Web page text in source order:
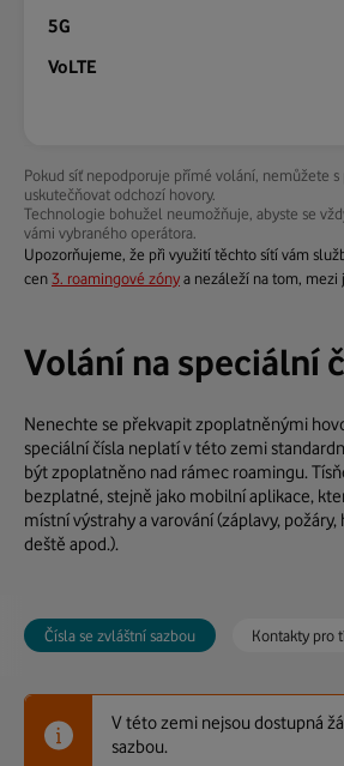
Přesměrování hovoru:
Mezinárodní prefix:
+423
Zobrazení na displeji:
Frekvence:
Pokrytí:
Přesměrování hovoru:
Ne
Blokování hovoru:
Ne
Pokud síť nepodporuje přímé volání, nemůžete
uskutečňovat odchozí hovory.
Technologie bohužel neumožňuje, abyste se
vámi vybraného operátora.
Upozorňujeme, že při využití těchto sítí vám
cen3. roamingové zónya nezáleží na tom,
Ano
Volání na speciální
Nenechte se překvapit zpoplatněnými
speciální čísla neplatí v této zemi
být zpoplatněno nad rámec roamingu.
bezplatné, stejně jako mobilní aplikace,
místní výstrahy a varování (záplavy,
deště apod.).
Čísla se zvláštní sazbou Kontakty pro
V této zemi nejsou dostupná
sazbou.
V této zemi nejsou dostupné
komunikaci.
V této zemi nejsou dostupné
veřejných výstrah.